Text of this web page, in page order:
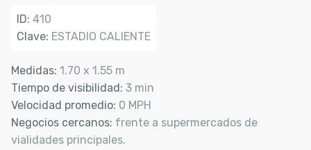
ID: 410
Clave: ESTADIO CALIENTE
Medidas: 1.70 x 1.55 m
Tiempo de visibilidad: 3 min
Velocidad promedio: 0 MPH
Negocios cercanos: frente a supermercados de
vialidades principales.